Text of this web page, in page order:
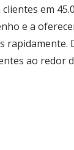
em
e a
rapidamente.
ao redor